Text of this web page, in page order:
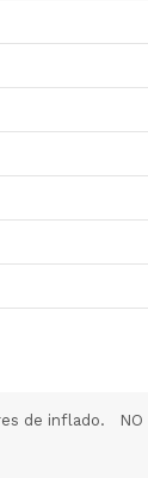
de inflado. NO